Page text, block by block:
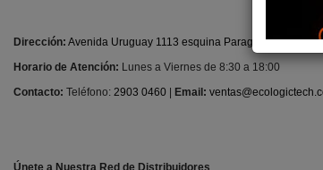
Dirección: Avenida Uruguay 1113 esquina Paraguay, 11100
Horario de Atención: Lunes a Viernes de 8:30 a 18:00
Contacto: Teléfono: 2903 0460 Email: